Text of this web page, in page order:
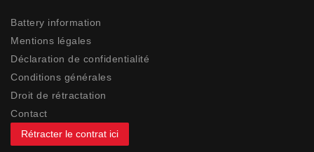
Battery information
Mentions légales
Déclaration de confidentialité
Conditions générales
Droit de rétractation
Contact
Rétracter le contrat ici